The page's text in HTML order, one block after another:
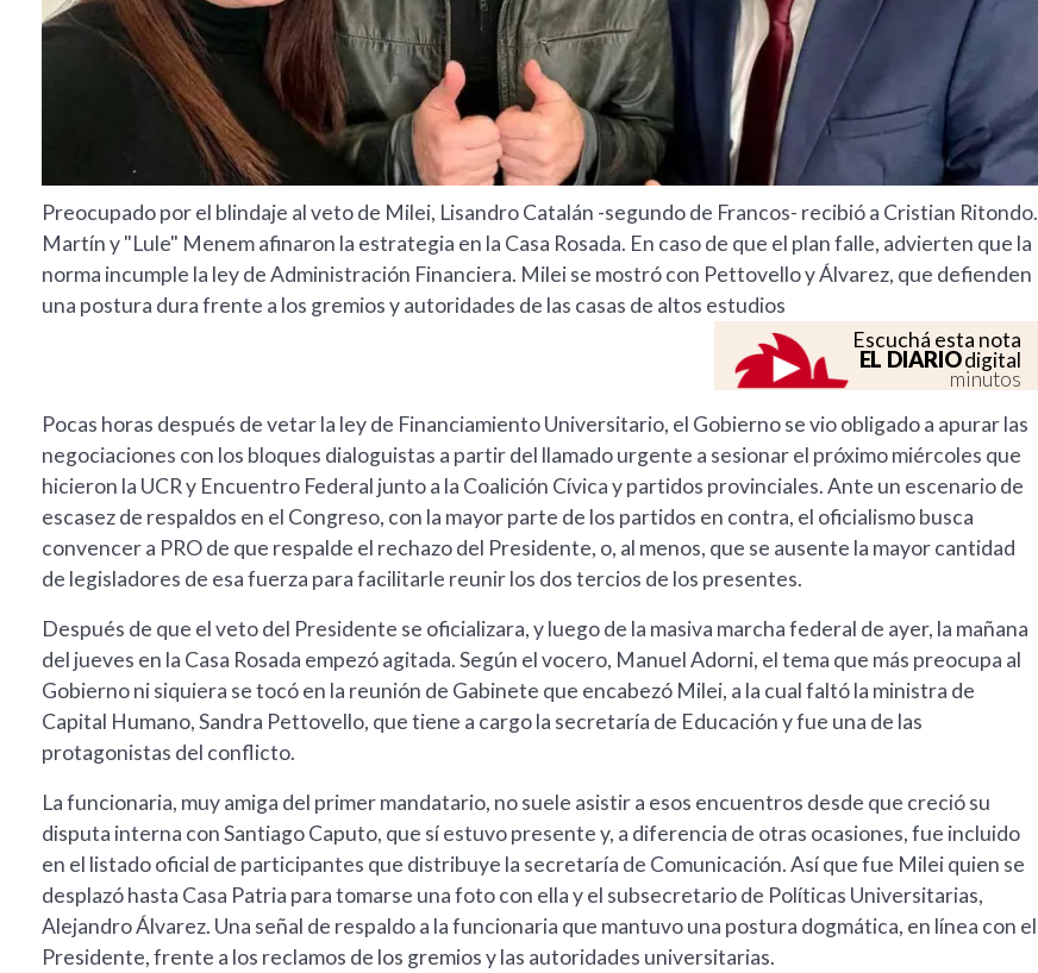
Preocupado por el blindaje al veto de Milei, Lisandro Catalán -segundo de Francos- recibió a Cristian Ritondo.
Martín y "Lule" Menem afinaron la estrategia en la Casa Rosada. En caso de que el plan falle, advierten que la
norma incumple la ley de Administración Financiera. Milei se mostró con Pettovello y Álvarez, que defienden
una postura dura frente a los gremios y autoridades de las casas de altos estudios
Escuchá esta nota
EL DIARIOdigital
minutos
Pocas horas después de vetar la ley de Financiamiento Universitario, el Gobierno se vio obligado a apurar las
negociaciones con los bloques dialoguistas a partir del llamado urgente a sesionar el próximo miércoles que
hicieron la UCR y Encuentro Federal junto a la Coalición Cívica y partidos provinciales. Ante un escenario de
escasez de respaldos en el Congreso, con la mayor parte de los partidos en contra, el oficialismo busca
convencer a PRO de que respalde el rechazo del Presidente, o, al menos, que se ausente la mayor cantidad
de legisladores de esa fuerza para facilitarle reunir los dos tercios de los presentes.
Después de que el veto del Presidente se oficializara, y luego de la masiva marcha federal de ayer, la mañana
del jueves en la Casa Rosada empezó agitada. Según el vocero, Manuel Adorni, el tema que más preocupa al
Gobierno ni siquiera se tocó en la reunión de Gabinete que encabezó Milei, a la cual faltó la ministra de
Capital Humano, Sandra Pettovello, que tiene a cargo la secretaría de Educación y fue una de las
protagonistas del conflicto.
La funcionaria, muy amiga del primer mandatario, no suele asistir a esos encuentros desde que creció su
disputa interna con Santiago Caputo, que sí estuvo presente y, a diferencia de otras ocasiones, fue incluido
en el listado oficial de participantes que distribuye la secretaría de Comunicación. Así que fue Milei quien se
desplazó hasta Casa Patria para tomarse una foto con ella y el subsecretario de Políticas Universitarias,
Alejandro Álvarez. Una señal de respaldo a la funcionaria que mantuvo una postura dogmática, en línea con el
Presidente, frente a los reclamos de los gremios y las autoridades universitarias.